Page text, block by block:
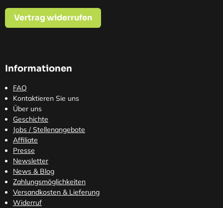
Vertrag widerrufen
Informationen
FAQ
Kontaktieren Sie uns
Über uns
Geschichte
Jobs / Stellenangebote
Affiliate
Presse
Newsletter
News & Blog
Zahlungsmöglichkeiten
Versandkosten & Lieferung
Widerruf